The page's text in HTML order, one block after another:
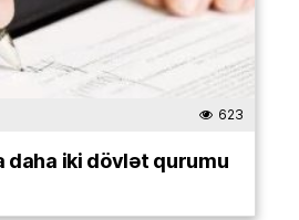
623
daha iki dövlət qurumu